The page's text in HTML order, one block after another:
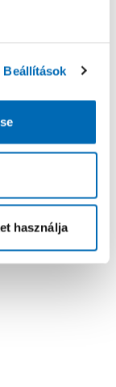
Beállítások
használja